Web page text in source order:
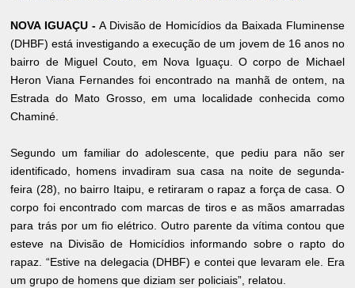
NOVA IGUAÇU - A Divisão de Homicídios da Baixada Fluminense
(DHBF) está investigando a execução de um jovem de 16 anos no
bairro de Miguel Couto, em Nova Iguaçu. O corpo de Michael
Heron Viana Fernandes foi encontrado na manhã de ontem, na
Estrada do Mato Grosso, em uma localidade conhecida como
Chaminé.
Segundo um familiar do adolescente, que pediu para não ser
identificado, homens invadiram sua casa na noite de segunda-
feira (28), no bairro Itaipu, e retiraram o rapaz a força de casa. O
corpo foi encontrado com marcas de tiros e as mãos amarradas
para trás por um fio elétrico. Outro parente da vítima contou que
esteve na Divisão de Homicídios informando sobre o rapto do
rapaz. “Estive na delegacia (DHBF) e contei que levaram ele. Era
um grupo de homens que diziam ser policiais”, relatou.